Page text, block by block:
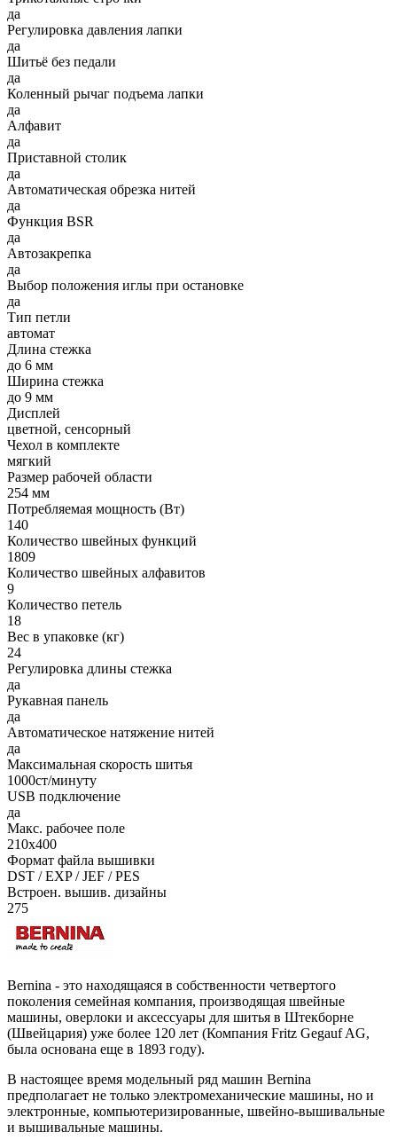
да
Регулировка давления лапки
да
Шитьё без педали
да
Коленный рычаг подъема лапки
да
Алфавит
да
Приставной столик
да
Автоматическая обрезка нитей
да
Функция BSR
да
Автозакрепка
да
Выбор положения иглы при остановке
да
Тип петли
автомат
Длина стежка
до 6 мм
Ширина стежка
до 9 мм
Дисплей
цветной, сенсорный
Чехол в комплекте
мягкий
Размер рабочей области
254 мм
Потребляемая мощность (Вт)
140
Количество швейных функций
1809
Количество швейных алфавитов
9
Количество петель
18
Вес в упаковке (кг)
24
Регулировка длины стежка
да
Рукавная панель
да
Автоматическое натяжение нитей
да
Максимальная скорость шитья
1000ст/минуту
USB подключение
да
Макс. рабочее поле
210x400
Формат файла вышивки
DST / EXP / JEF / PES
Встроен. вышив. дизайны
275
Bernina - это находящаяся в собственности четвертого
поколения семейная компания, производящая швейные
машины, оверлоки и аксессуары для шитья в Штекборне
(Швейцария) уже более 120 лет (Компания Fritz Gegauf AG,
была основана еще в 1893 году).
В настоящее время модельный ряд машин Bernina
предполагает не только электромеханические машины, но и
электронные, компьютеризированные, швейно-вышивальные
и вышивальные машины.